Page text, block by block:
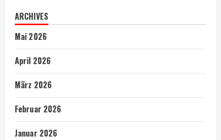
ARCHIVES
Mai 2026
April 2026
März 2026
Februar 2026
Januar 2026